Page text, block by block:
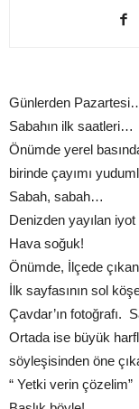
Günlerden
Sabahın ilk saatleri…
Önümde yerel
birinde çayımı
Sabah, sabah…
Denizden yayılan
Hava soğuk!
Önümde, İlçede
İlk sayfasının sol
Çavdar’ın fotoğrafı.
Ortada ise büyük
söyleşisinden öne
“ Yetki verin çözelim”